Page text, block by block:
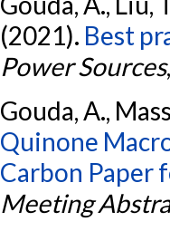
(2021). Best
Power Sources,
Gouda, A.,
Quinone
Carbon Paper
Meeting